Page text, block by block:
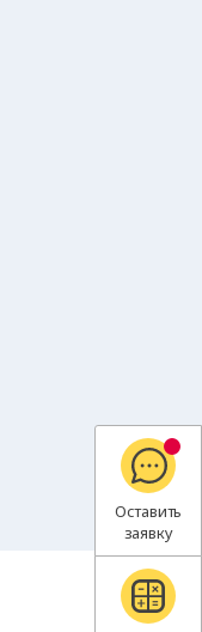
Оставить
заявку